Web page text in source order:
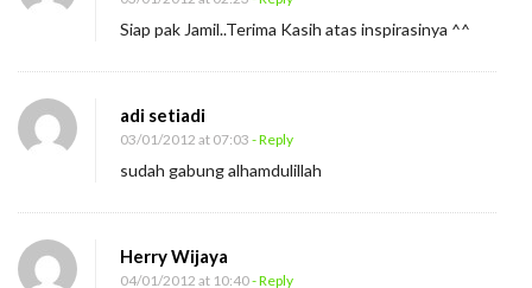
Siap pak Jamil..Terima Kasih atas inspirasinya ^^
adi setiadi
03/01/2012 at 07:03 - Reply
sudah gabung alhamdulillah
Herry Wijaya
04/01/2012 at 10:40- Reply